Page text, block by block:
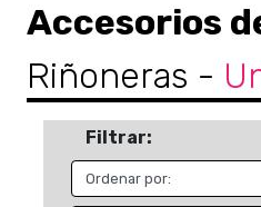
Accesorios
Riñoneras -
Filtrar: